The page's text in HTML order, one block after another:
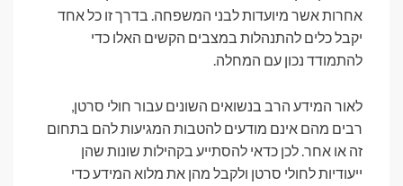
אחרות אשר מיועדות לבני המשפחה. בדרך זו כל אחד
יקבל כלים להתנהלות במצבים הקשים האלו כדי
להתמודד נכון עם המחלה.
לאור המידע הרב בנשואים השונים עבור חולי סרטן,
רבים מהם אינם מודעים להטבות המגיעות להם בתחום
זה או אחר. לכן כדאי להסתייע בקהילות שונות שהן
ייעודיות לחולי סרטן ולקבל מהן את מלוא המידע כדי